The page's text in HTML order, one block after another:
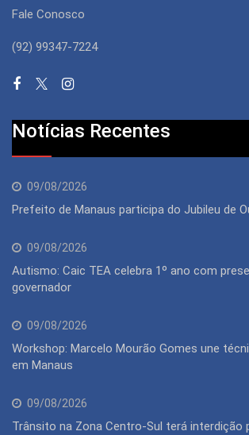
Fale Conosco
(92) 99347-7224
Notícias Recentes
09/08/2026
Prefeito de Manaus participa do Jubileu de
09/08/2026
Autismo: Caic TEA celebra 1º ano com
governador
09/08/2026
Workshop: Marcelo Mourão Gomes une
em Manaus
09/08/2026
Trânsito na Zona Centro-Sul terá interdição